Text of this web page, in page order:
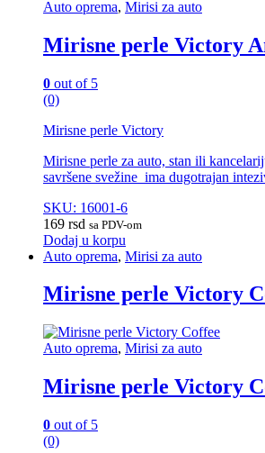
Auto oprema, Mirisi za auto
Mirisne perle Victory
0 out of 5
(0)
Mirisne perle Victory
Mirisne perle za auto, stan ili
savršene svežine ima dugotrajan
SKU: 16001-6
169 rsd sa PDV-om
Dodaj u korpu
Auto oprema, Mirisi za auto
Mirisne perle Victory
Auto oprema, Mirisi za auto
Mirisne perle Victory
0 out of 5
(0)